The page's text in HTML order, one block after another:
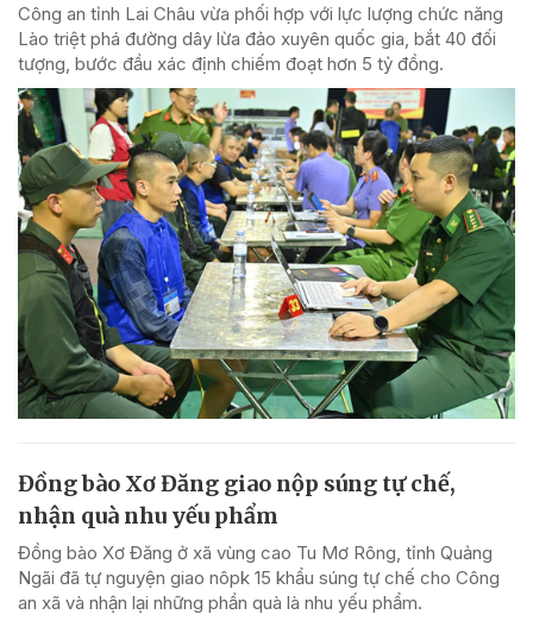
Công an tỉnh Lai Châu vừa phối hợp với lực lượng chức năng
Lào triệt phá đường dây lừa đảo xuyên quốc gia, bắt 40 đối
tượng, bước đầu xác định chiếm đoạt hơn 5 tỷ đồng.
Đồng bào Xơ Đăng giao nộp súng tự chế,
nhận quà nhu yếu phẩm
Đồng bào Xơ Đăng ở xã vùng cao Tu Mơ Rông, tỉnh Quảng
Ngãi đã tự nguyện giao nôpk 15 khẩu súng tự chế cho Công
an xã và nhận lại những phần quà là nhu yếu phẩm.